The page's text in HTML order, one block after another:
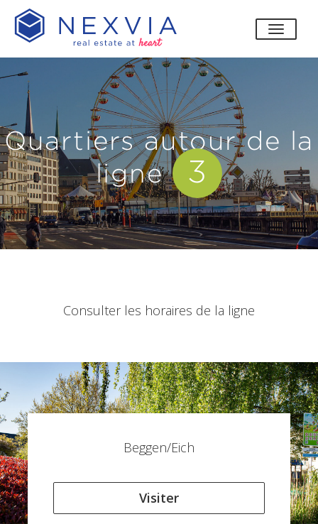
Quartiers autour de la
ligne 3
Consulter les horaires de la ligne
Beggen/Eich
Visiter